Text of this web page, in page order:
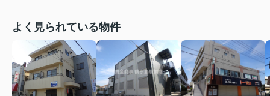
よく見られている物件